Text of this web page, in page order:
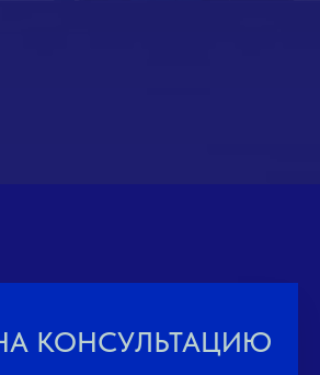
КОНСУЛЬТАЦИЮ